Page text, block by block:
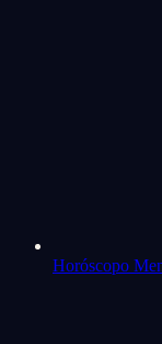
Horóscopo